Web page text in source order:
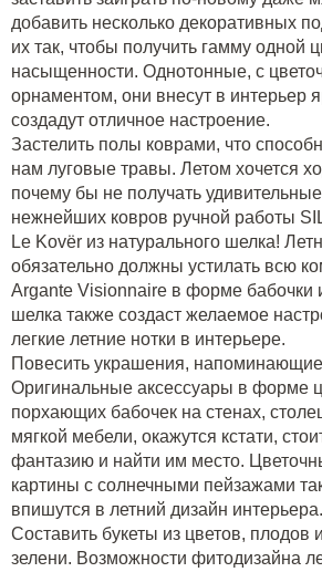
добавить несколько декоративных
их так, чтобы получить гамму одной
насыщенности. Однотонные, с
орнаментом, они внесут в интерьер
создадут отличное настроение.
Застелить полы коврами, что
нам луговые травы. Летом хочется
почему бы не получать
нежнейших ковров ручной работы
Le Kovёr из натурального шелка!
обязательно должны устилать всю
Argante Visionnaire в форме бабочки
шелка также создаст желаемое
легкие летние нотки в интерьере.
Повесить украшения, напоминающие
Оригинальные аксессуары в форме
порхающих бабочек на стенах,
мягкой мебели, окажутся кстати,
фантазию и найти им место.
картины с солнечными пейзажами
впишутся в летний дизайн интерьера.
Составить букеты из цветов, плодов
зелени. Возможности фитодизайна